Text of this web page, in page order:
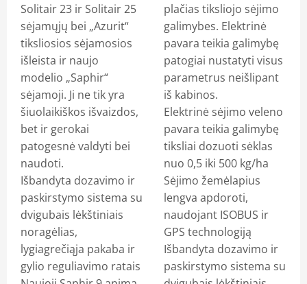
Solitair 23 ir Solitair 25
sėjamųjų bei „Azurit“
tiksliosios sėjamosios
išleista ir naujo
modelio „Saphir“
sėjamoji. Ji ne tik yra
šiuolaikiškos išvaizdos,
bet ir gerokai
patogesnė valdyti bei
naudoti.
Išbandyta dozavimo ir
paskirstymo sistema su
dvigubais lėkštiniais
noragėlias,
lygiagrečiąja pakaba ir
gylio reguliavimo ratais
plačias tiksliojo sėjimo
galimybes. Elektrinė
pavara teikia galimybę
patogiai nustatyti visus
parametrus neišlipant
iš kabinos.
Elektrinė sėjimo veleno
pavara teikia galimybę
tiksliai dozuoti sėklas
nuo 0,5 iki 500 kg/ha
Sėjimo žemėlapius
lengva apdoroti,
naudojant ISOBUS ir
GPS technologiją
Išbandyta dozavimo ir
paskirstymo sistema su